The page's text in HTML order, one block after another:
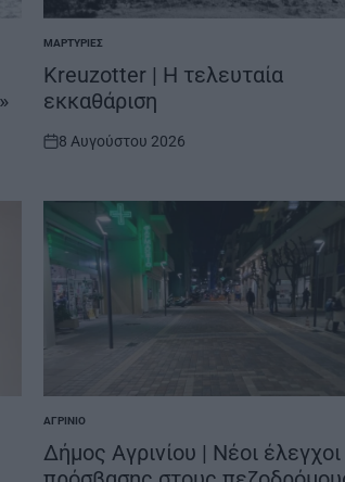
POSTED
IN
ΜΑΡΤΥΡΊΕΣ
Kreuzotter | Η τελευταία
εκκαθάριση
on
8 Αυγούστου 2026
POSTED
IN
ΑΓΡΊΝΙΟ
Δήμος Αγρινίου | Νέοι έλεγχοι